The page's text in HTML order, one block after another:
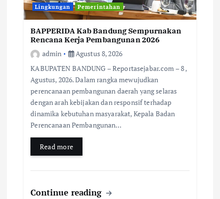
Lingkungan Pemerintahan
BAPPERIDA Kab Bandung Sempurnakan
Rencana Kerja Pembangunan 2026
admin
Agustus 8, 2026
KABUPATEN BANDUNG – Reportasejabar.com – 8 ,
Agustus, 2026. Dalam rangka mewujudkan
perencanaan pembangunan daerah yang selaras
dengan arah kebijakan dan responsif terhadap
dinamika kebutuhan masyarakat, Kepala Badan
Perencanaan Pembangunan…
Read more
Continue reading